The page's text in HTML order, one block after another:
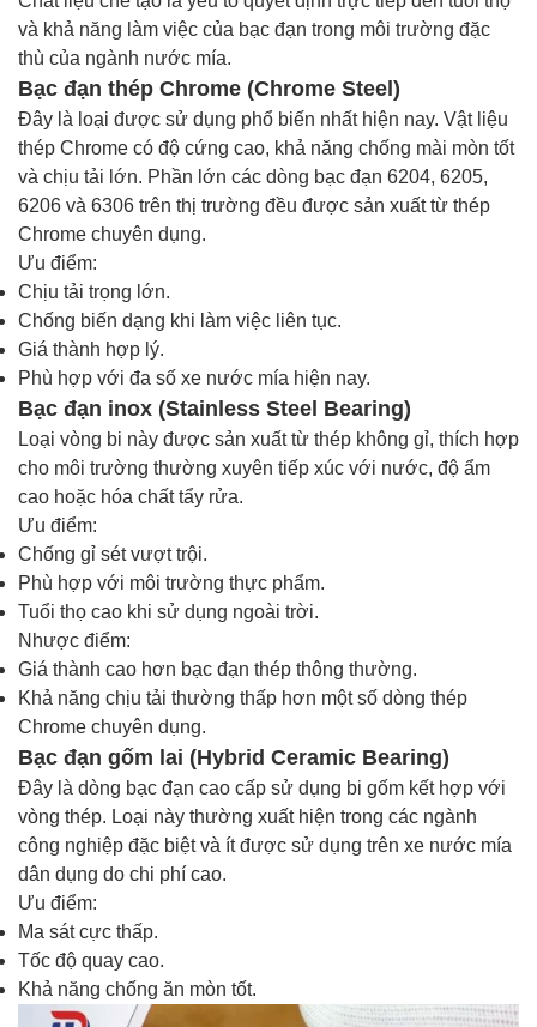
và khả năng làm việc của bạc đạn trong môi trường đặc
thù của ngành nước mía.
Bạc đạn thép Chrome (Chrome Steel)
Đây là loại được sử dụng phổ biến nhất hiện nay. Vật liệu
thép Chrome có độ cứng cao, khả năng chống mài mòn tốt
và chịu tải lớn. Phần lớn các dòng bạc đạn 6204, 6205,
6206 và 6306 trên thị trường đều được sản xuất từ thép
Chrome chuyên dụng.
Ưu điểm:
Chịu tải trọng lớn.
Chống biến dạng khi làm việc liên tục.
Giá thành hợp lý.
Phù hợp với đa số xe nước mía hiện nay.
Bạc đạn inox (Stainless Steel Bearing)
Loại vòng bi này được sản xuất từ thép không gỉ, thích hợp
cho môi trường thường xuyên tiếp xúc với nước, độ ẩm
cao hoặc hóa chất tẩy rửa.
Ưu điểm:
Chống gỉ sét vượt trội.
Phù hợp với môi trường thực phẩm.
Tuổi thọ cao khi sử dụng ngoài trời.
Nhược điểm:
Giá thành cao hơn bạc đạn thép thông thường.
Khả năng chịu tải thường thấp hơn một số dòng thép
Chrome chuyên dụng.
Bạc đạn gốm lai (Hybrid Ceramic Bearing)
Đây là dòng bạc đạn cao cấp sử dụng bi gốm kết hợp với
vòng thép. Loại này thường xuất hiện trong các ngành
công nghiệp đặc biệt và ít được sử dụng trên xe nước mía
dân dụng do chi phí cao.
Ưu điểm:
Ma sát cực thấp.
Tốc độ quay cao.
Khả năng chống ăn mòn tốt.